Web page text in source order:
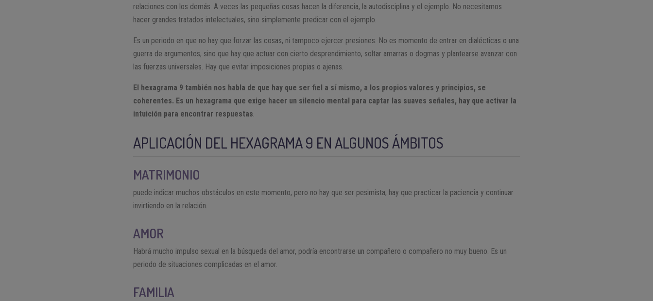
relaciones con los demás. A veces las pequeñas cosas hacen la diferencia, la autodisciplina y el ejemplo. No necesitamos
hacer grandes tratados intelectuales, sino simplemente predicar con el ejemplo.
Es un periodo en que no hay que forzar las cosas, ni tampoco ejercer presiones. No es momento de entrar en dialécticas o una
guerra de argumentos, sino que hay que actuar con cierto desprendimiento, soltar amarras o dogmas y plantearse avanzar con
las fuerzas universales. Hay que evitar imposiciones propias o ajenas.
El hexagrama 9 también nos habla de que hay que ser fiel a sí mismo, a los propios valores y principios, se
coherentes. Es un hexagrama que exige hacer un silencio mental para captar las suaves señales, hay que activar la
intuición para encontrar respuestas.
APLICACIÓN DEL HEXAGRAMA 9 EN ALGUNOS ÁMBITOS
MATRIMONIO
puede indicar muchos obstáculos en este momento, pero no hay que ser pesimista, hay que practicar la paciencia y continuar
invirtiendo en la relación.
AMOR
Habrá mucho impulso sexual en la búsqueda del amor, podría encontrarse un compañero o compañero no muy bueno. Es un
periodo de situaciones complicadas en el amor.
FAMILIA